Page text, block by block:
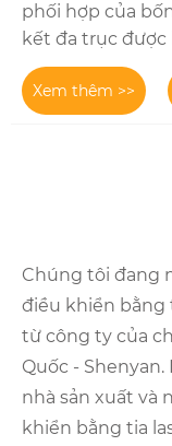
phối hợp của
kết đa trục
Xem thêm >>
Chúng tôi đang
điều khiển bằng
từ công ty của
Quốc -
nhà sản xuất và
khiển bằng tia